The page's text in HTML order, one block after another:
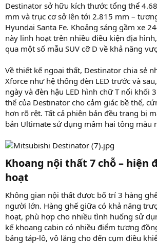
Destinator sở hữu kích thước tổng thể
mm và trục cơ sở lên tới 2.815 mm –
Hyundai Santa Fe. Khoảng sáng gầm xe
này linh hoạt trên nhiều điều kiện địa
qua một số mẫu SUV cỡ D về khả năng
Về thiết kế ngoại thất, Destinator chia sẻ
Xforce như hệ thống đèn LED trước và
ngày và đèn hậu LED hình chữ T nổi khối
thể của Destinator cho cảm giác bề thế,
hơn rõ rệt. Tất cả phiên bản đều trang bị
bản Ultimate sử dụng mâm hai tông màu
Khoang nội thất 7 chỗ – hiện
hoạt
Không gian nội thất được bố trí 3 hàng
người lớn. Hàng ghế giữa có khả năng
hoạt, phù hợp cho nhiều tình huống sử
kế khoang cabin có nhiều điểm tương
bảng táp-lô, vô lăng cho đến cụm điều